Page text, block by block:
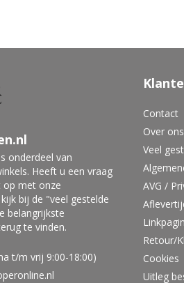
onderdeel van
Heeft u een vraag
op met onze
bij de "veel gestelde
belangrijkste
te vinden.
t/m vrij 9:00-18:00)
Contact
Over ons
Veel
AVG /
Retour/
Cookies
Uitleg